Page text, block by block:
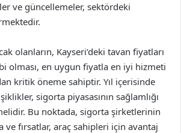
ve güncellemeler, sektördeki
olanların, Kayseri’deki tavan fiyatları
olması, en uygun fiyatla en iyi hizmeti
kritik öneme sahiptir. Yıl içerisinde
sigorta piyasasının sağlamlığı
Bu noktada, sigorta şirketlerinin
ve fırsatlar, araç sahipleri için avantaj